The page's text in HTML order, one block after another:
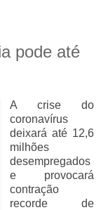
pode até
A crise do
coronavírus
deixará até 12,6
milhões
desempregados
e provocará
contração
recorde de